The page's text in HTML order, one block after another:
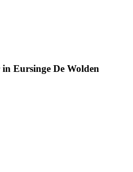
Eursinge De Wolden